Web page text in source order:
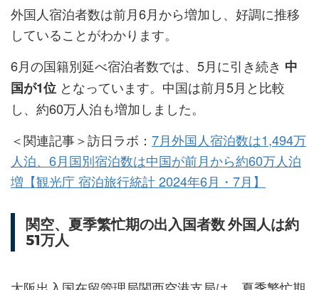
外国人宿泊者数は前月6月から増加し、好調に推移
していることがわかります。
6月の国籍別延べ宿泊者数では、5月に引き続き 中
国が1位 となっています。中国は前月5月と比較
し、約60万人泊も増加しました。
＜関連記事＞訪日ラボ： 7月外国人宿泊数は1,494万
人泊、6月国別宿泊数は中国が前月から約60万人泊
増【観光庁 宿泊旅行統計 2024年6月・7月】
関空、夏季繁忙期の出入国者数 外国人は約
51万人